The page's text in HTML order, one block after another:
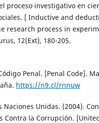
proceso investigativo en
[ Inductive and
research process in
12(Ext), 180-205.
Penal. [Penal Code].
https://n9.cl/rnnuw
Unidas. (2004).
Contra la Corrupción.